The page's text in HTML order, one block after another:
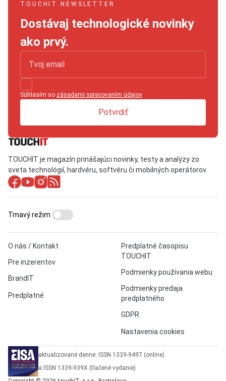
TOUCHIT NEWSLETTER
Dostávaj technologické novinky
ako prvý.
Súhlasím so zásadami spracovaním údajov.
Potvrdiť
TOUCHIT je magazín prinášajúci novinky, testy a analýzy zo
sveta technológií, hardvéru, softvéru či mobilných operátorov.
O nás / Kontakt
Pre inzerentov
BrandIT
Predplatné
Predplatné časopisu
TOUCHIT
Podmienky používania webu
Podmienky predaja
predplatného
GDPR
Nastavenia cookies
Tmavý režim
aktualizované denne: ISSN 1339-9497 (online)
a ISSN 1339-939X (tlačené vydanie)